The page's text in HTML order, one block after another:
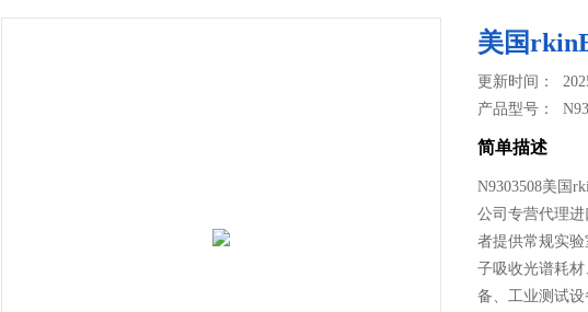
美国
更新时间：
产品型号：
简单描述
N9303508美国
公司专营代理
者提供常规实
子吸收光谱耗
备、工业测试设